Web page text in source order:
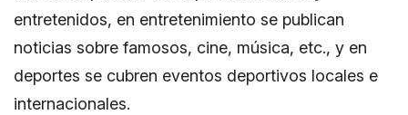
entretenidos, en entretenimiento se publican
noticias sobre famosos, cine, música, etc., y en
deportes se cubren eventos deportivos locales e
internacionales.